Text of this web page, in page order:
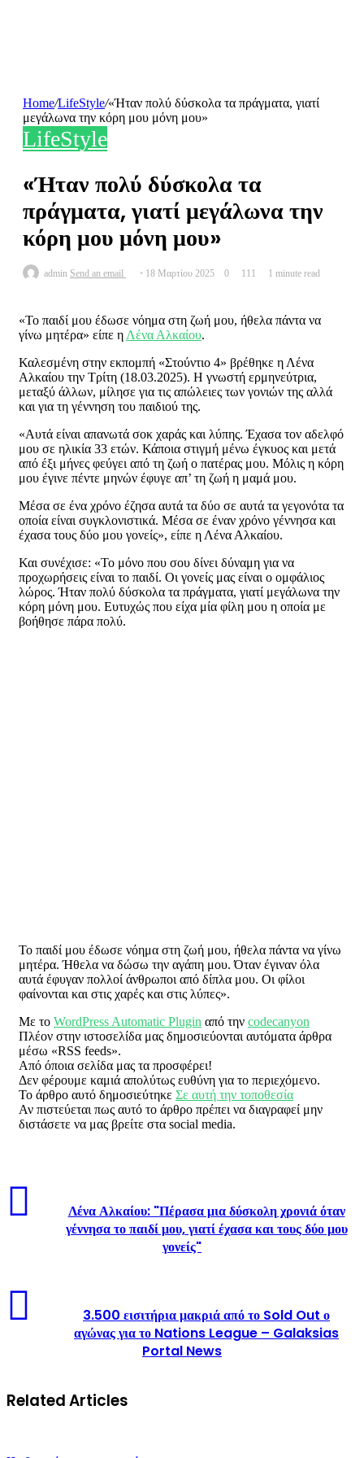
Home/LifeStyle/«Ήταν πολύ δύσκολα τα πράγματα, γιατί
μεγάλωνα την κόρη μου μόνη μου»
LifeStyle
«Ήταν πολύ δύσκολα τα
πράγματα, γιατί μεγάλωνα την
κόρη μου μόνη μου»
admin Send an email 18 Μαρτίου 2025 0 111 1 minute read
«Το παιδί μου έδωσε νόημα στη ζωή μου, ήθελα πάντα να
γίνω μητέρα» είπε η Λένα Αλκαίου.
Καλεσμένη στην εκπομπή «Στούντιο 4» βρέθηκε η Λένα
Αλκαίου την Τρίτη (18.03.2025). Η γνωστή ερμηνεύτρια,
μεταξύ άλλων, μίλησε για τις απώλειες των γονιών της αλλά
και για τη γέννηση του παιδιού της.
«Αυτά είναι απανωτά σοκ χαράς και λύπης. Έχασα τον αδελφό
μου σε ηλικία 33 ετών. Κάποια στιγμή μένω έγκυος και μετά
από έξι μήνες φεύγει από τη ζωή ο πατέρας μου. Μόλις η κόρη
μου έγινε πέντε μηνών έφυγε απ’ τη ζωή η μαμά μου.
Μέσα σε ένα χρόνο έζησα αυτά τα δύο σε αυτά τα γεγονότα τα
οποία είναι συγκλονιστικά. Μέσα σε έναν χρόνο γέννησα και
έχασα τους δύο μου γονείς», είπε η Λένα Αλκαίου.
Και συνέχισε: «Το μόνο που σου δίνει δύναμη για να
προχωρήσεις είναι το παιδί. Οι γονείς μας είναι ο ομφάλιος
λώρος. Ήταν πολύ δύσκολα τα πράγματα, γιατί μεγάλωνα την
κόρη μόνη μου. Ευτυχώς που είχα μία φίλη μου η οποία με
βοήθησε πάρα πολύ.
Το παιδί μου έδωσε νόημα στη ζωή μου, ήθελα πάντα να γίνω
μητέρα. Ήθελα να δώσω την αγάπη μου. Όταν έγιναν όλα
αυτά έφυγαν πολλοί άνθρωποι από δίπλα μου. Οι φίλοι
φαίνονται και στις χαρές και στις λύπες».
Με το WordPress Automatic Plugin από την codecanyon
Πλέον στην ιστοσελίδα μας δημοσιεύονται αυτόματα άρθρα
μέσω «RSS feeds».
Από όποια σελίδα μας τα προσφέρει!
Δεν φέρουμε καμιά απολύτως ευθύνη για το περιεχόμενο.
Το άρθρο αυτό δημοσιεύτηκε Σε αυτή την τοποθεσία
Αν πιστεύεται πως αυτό το άρθρο πρέπει να διαγραφεί μην
διστάσετε να μας βρείτε στα social media.
Λένα Αλκαίου: "Πέρασα μια δύσκολη χρονιά όταν
γέννησα το παιδί μου, γιατί έχασα και τους δύο μου
γονείς"
3.500 εισιτήρια μακριά από το Sold Out ο
αγώνας για το Nations League – Galaksias
Portal News
Related Articles